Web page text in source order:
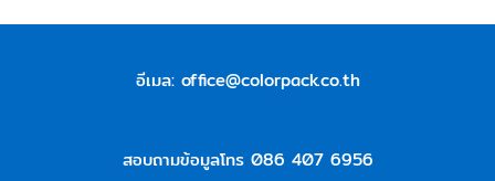
อีเมล: office@colorpack.co.th
สอบถามข้อมูลโทร 086 407 6956